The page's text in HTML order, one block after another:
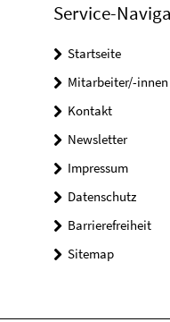
Service-
Startseite
Mitarbeiter/-innen
Kontakt
Newsletter
Impressum
Datenschutz
Barrierefreiheit
Sitemap